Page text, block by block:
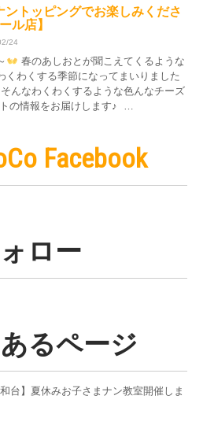
ントッピングでお楽しみくださ
ル店】
24
春のあしおとが聞こえてくるような
くわくする季節になってまいりました
んなわくわくするような色んなチーズ
の情報をお届けします♪ …
Facebook
ロー
るページ
和台】夏休みお子さまナン教室開催しま